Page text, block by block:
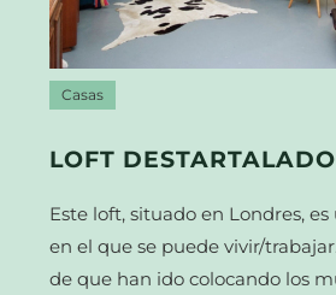
Casas
LOFT DESTARTALADO
Este loft, situado en Londres,
en el que se puede vivir/
de que han ido colocando los